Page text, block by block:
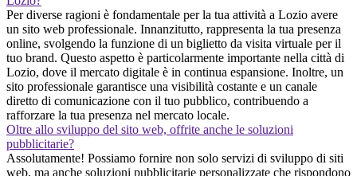
Per diverse ragioni è fondamentale per la tua attività a Lozio avere
un sito web professionale. Innanzitutto, rappresenta la tua presenza
online, svolgendo la funzione di un biglietto da visita virtuale per il
tuo brand. Questo aspetto è particolarmente importante nella città di
Lozio, dove il mercato digitale è in continua espansione. Inoltre, un
sito professionale garantisce una visibilità costante e un canale
diretto di comunicazione con il tuo pubblico, contribuendo a
rafforzare la tua presenza nel mercato locale.
Oltre allo sviluppo del sito web, offrite anche le soluzioni
pubblicitarie?
Assolutamente! Possiamo fornire non solo servizi di sviluppo di siti
web, ma anche soluzioni pubblicitarie personalizzate che rispondono